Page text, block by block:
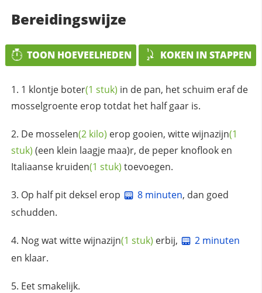
Bereidingswijze
TOON HOEVEELHEDEN KOKEN IN STAPPEN
1 klontje boter(1 stuk) in de pan, het schuim eraf de
mosselgroente erop totdat het half gaar is.
De mosselen(2 kilo) erop gooien, wittewijnazijn(1
stuk) (een klein laagje maa)r, de peper knoflook en
Italiaanse kruiden(1 stuk) toevoegen.
Op half pit deksel erop 8 minuten, dan goed
schudden.
Nog wat wittewijnazijn(1 stuk) erbij,
2 minuten
en klaar.
Eet smakelijk.